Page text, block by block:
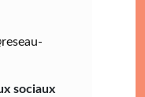
sociaux